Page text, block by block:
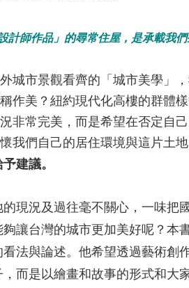
計師作品」的尋常住屋，是承載我
城市景觀看齊的「城市美學」
作美？紐約現代化高樓的群體
非常完美，而是希望在否定自
我們自己的居住環境與這片土地
建議。
現況及過往毫不關心，一味把
讓台灣的城市更加美好呢？本
法與論述。他希望透過藝術創
而是以繪畫和故事的形式和大